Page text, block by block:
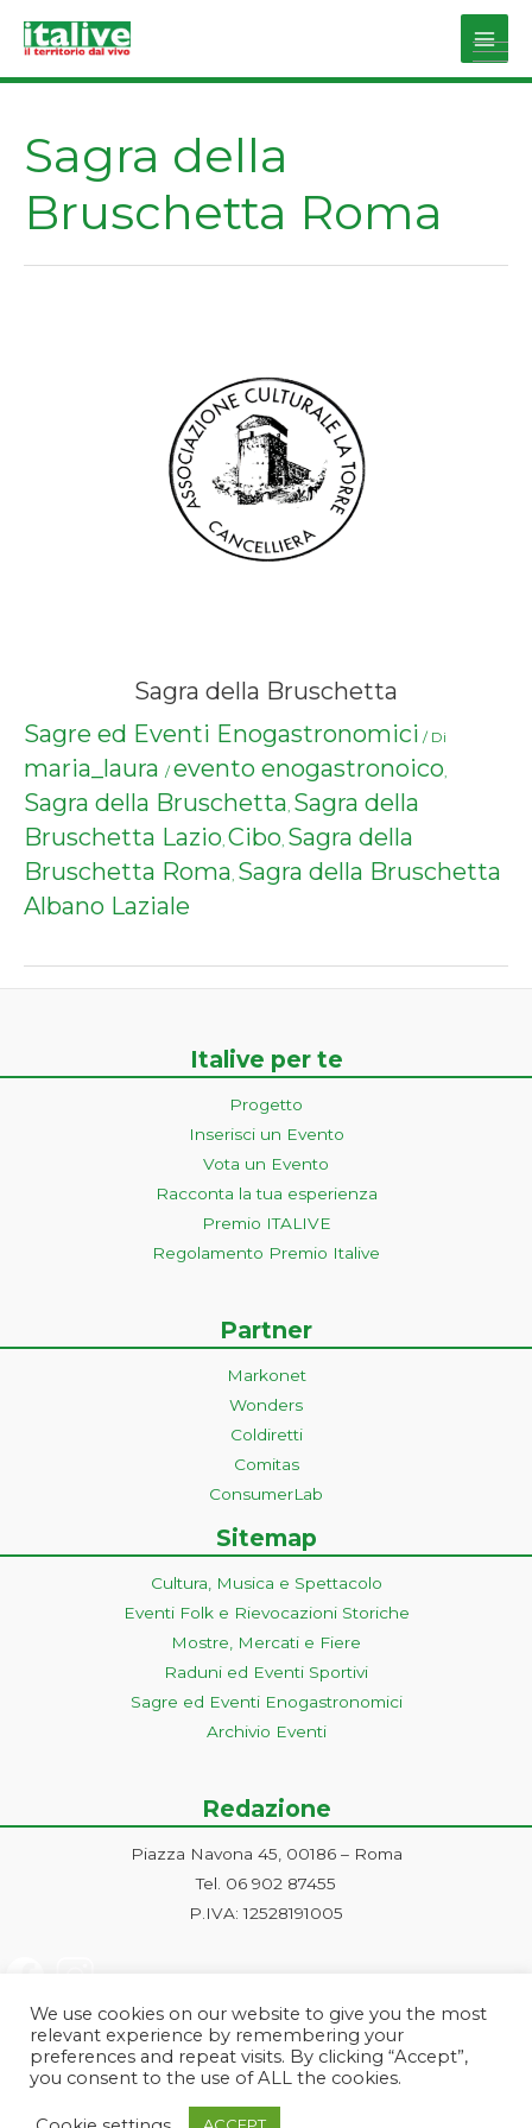
Main
Sagra della
Bruschetta Roma
Sagra della Bruschetta
Sagre ed Eventi Enogastronomici / Di
maria_laura / evento enogastronoico,
Sagra della Bruschetta, Sagra della
Bruschetta Lazio, Cibo, Sagra della
Bruschetta Roma, Sagra della Bruschetta
Albano Laziale
Italive per te
Progetto
Inserisci un Evento
Vota un Evento
Racconta la tua esperienza
Premio ITALIVE
Regolamento Premio Italive
Partner
Markonet
Wonders
Coldiretti
Comitas
ConsumerLab
Sitemap
Cultura, Musica e Spettacolo
Eventi Folk e Rievocazioni Storiche
Mostre, Mercati e Fiere
Raduni ed Eventi Sportivi
Sagre ed Eventi Enogastronomici
Archivio Eventi
Redazione
Piazza Navona 45, 00186 – Roma
Tel. 06 902 87455
P.IVA: 12528191005
We use cookies on our website to give you the most
relevant experience by remembering your
preferences and repeat visits. By clicking “Accept”,
you consent to the use of ALL the cookies.